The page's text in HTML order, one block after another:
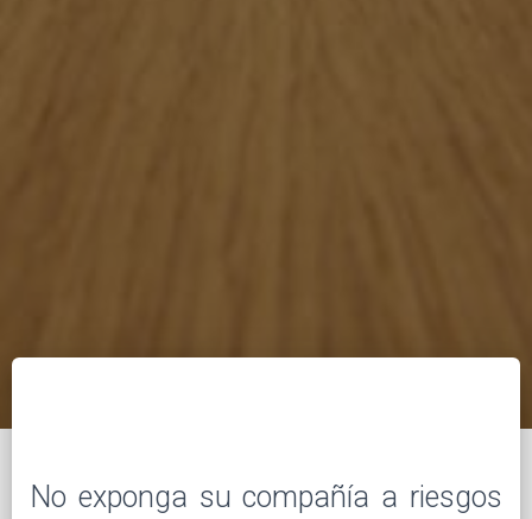
No exponga su compañía a riesgos